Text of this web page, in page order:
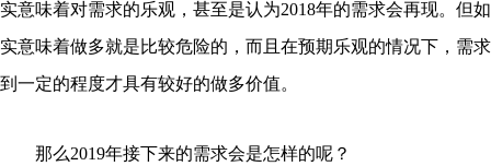
实意味着对需求的乐观，甚至是认为2018年的需求会再现。但
实意味着做多就是比较危险的，而且在预期乐观的情况下，需
到一定的程度才具有较好的做多价值。
那么2019年接下来的需求会是怎样的呢？